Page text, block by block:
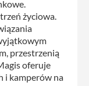
życiowa.
przestrzenią
oferuje
i kamperów na